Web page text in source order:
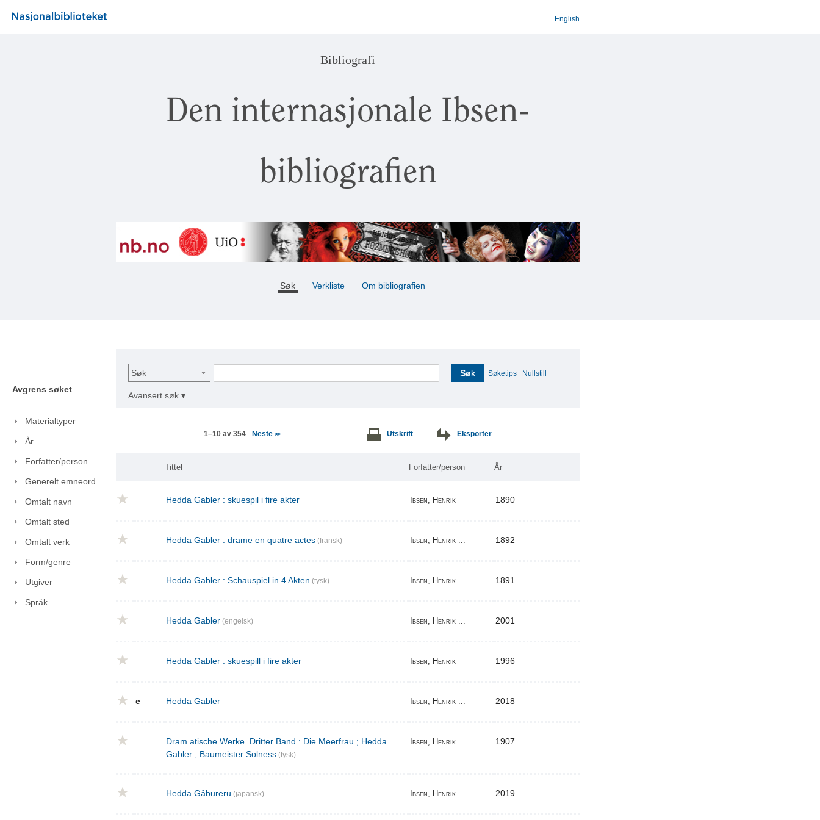
English
Bibliografi
Den internasjonale Ibsen-
bibliografien
Søk Verkliste Om bibliografien
Avgrens søket
Materialtyper
År
Forfatter/person
Generelt emneord
Omtalt navn
Omtalt sted
Omtalt verk
Form/genre
Utgiver
Språk
Søk Søk Søketips Nullstill
Avansert søk ▾
1–10 av 354 Neste >> Utskrift Eksporter
Tittel Forfatter/person År
Hedda Gabler : skuespil i fire akter Ibsen, Henrik 1890
Hedda Gabler : drame en quatre actes (fransk) Ibsen, Henrik ... 1892
Hedda Gabler : Schauspiel in 4 Akten (tysk) Ibsen, Henrik ... 1891
Hedda Gabler (engelsk) Ibsen, Henrik ... 2001
Hedda Gabler : skuespill i fire akter Ibsen, Henrik 1996
e Hedda Gabler Ibsen, Henrik ... 2018
Dram atische Werke. Dritter Band : Die Meerfrau ; Hedda
Gabler ; Baumeister Solness (tysk)
Ibsen, Henrik ... 1907
Hedda Gâbureru (japansk) Ibsen, Henrik ... 2019